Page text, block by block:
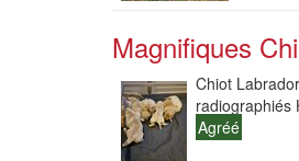
Magnifiques
Chiot
radiographiés
Agréé